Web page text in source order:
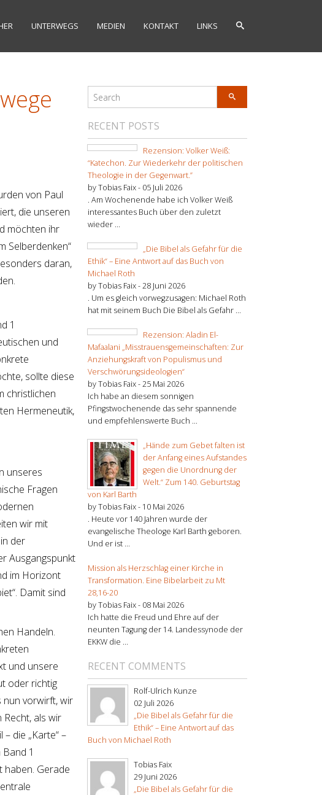
UNTERWEGS MEDIEN KONTAKT LINKS
von Paul
die unseren
möchten ihr
Selberdenken“
daran,
1
und
sollte diese
christlichen
Hermeneutik,
unseres
Fragen
wir mit
der
Ausgangspunkt
im Horizont
Damit sind
Handeln.
und unsere
oder richtig
nun vorwirft, wir
als wir
die „Karte“ –
1
haben. Gerade
RECENT POSTS
Rezension: Volker Weiß:
“Katechon. Zur Wiederkehr der politischen
Theologie in der Gegenwart.”
by Tobias Faix - 05 Juli 2026
. Am Wochenende habe ich Volker Weiß
interessantes Buch über den zuletzt
wieder ...
„Die Bibel als Gefahr für die
Ethik“ – Eine Antwort auf das Buch von
Michael Roth
by Tobias Faix -28 Juni 2026
. Um es gleich vorwegzusagen: Michael Roth
hat mit seinem Buch Die Bibel als Gefahr ...
Rezension: Aladin El-
Mafaalani „Misstrauensgemeinschaften: Zur
Anziehungskraft von Populismus und
Verschwörungsideologien“
by Tobias Faix -25 Mai 2026
Ich habe an diesem sonnigen
Pfingstwochenende das sehr spannende
und empfehlenswerte Buch ...
„Hände zum Gebet falten ist
der Anfang eines Aufstandes
gegen die Unordnung der
Welt.“ Zum 140. Geburtstag
von Karl Barth
by Tobias Faix - 10 Mai 2026
. Heute vor 140 Jahren wurde der
evangelische Theologe Karl Barth geboren.
Und er ist ...
Mission als Herzschlag einer Kirche in
Transformation. Eine Bibelarbeit zu Mt
28,16-20
by Tobias Faix - 08 Mai 2026
Ich hatte die Freud und Ehre auf der
neunten Tagung der 14. Landessynode der
EKKW die ...
RECENT COMMENTS
Rolf-Ulrich Kunze
02 Juli 2026
„Die Bibel als Gefahr für die
Ethik“ – Eine Antwort auf das
Buch von Michael Roth
Tobias Faix
29 Juni 2026
„Die Bibel als Gefahr für die